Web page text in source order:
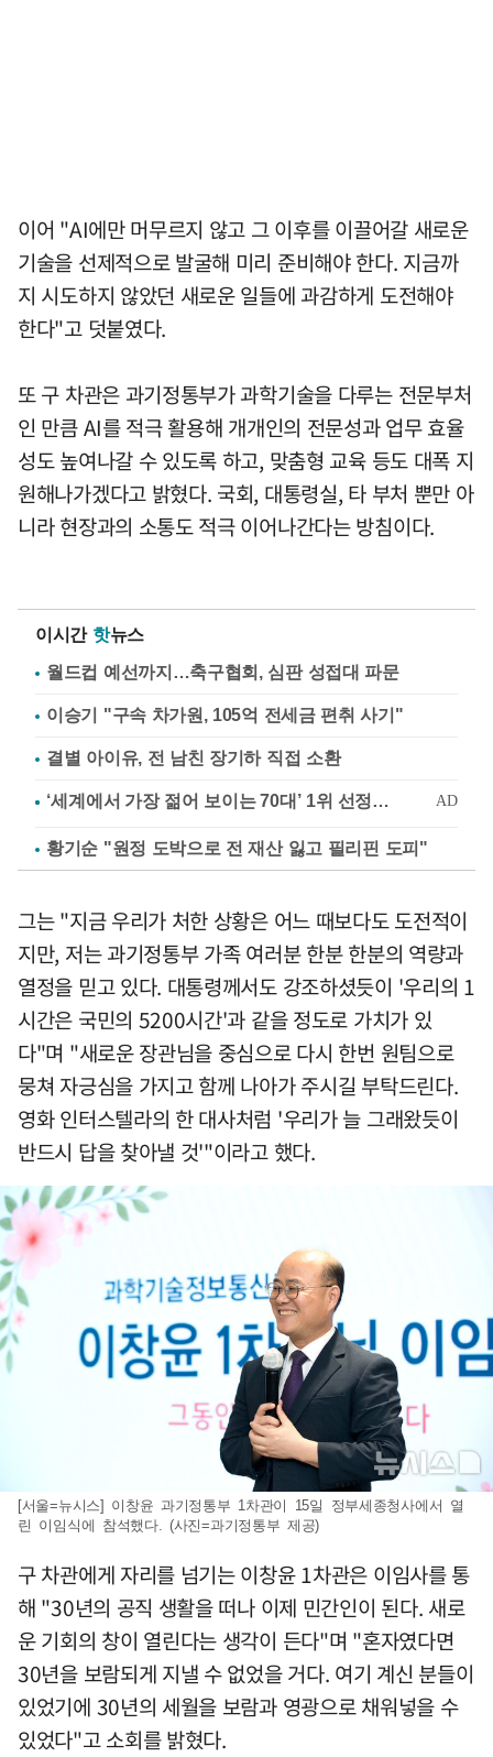
이어 "AI에만 머무르지 않고 그 이후를 이끌어갈 새로운
기술을 선제적으로 발굴해 미리 준비해야 한다. 지금까
지 시도하지 않았던 새로운 일들에 과감하게 도전해야
한다"고 덧붙였다.
또 구 차관은 과기정통부가 과학기술을 다루는 전문부처
인 만큼 AI를 적극 활용해 개개인의 전문성과 업무 효율
성도 높여나갈 수 있도록 하고, 맞춤형 교육 등도 대폭 지
원해나가겠다고 밝혔다. 국회, 대통령실, 타 부처 뿐만 아
니라 현장과의 소통도 적극 이어나간다는 방침이다.
이시간 핫뉴스
월드컵 예선까지…축구협회, 심판 성접대 파문
이승기 "구속 차가원, 105억 전세금 편취 사기"
결별 아이유, 전 남친 장기하 직접 소환
황기순 "원정 도박으로 전 재산 잃고 필리핀 도피"
그는 "지금 우리가 처한 상황은 어느 때보다도 도전적이
지만, 저는 과기정통부 가족 여러분 한분 한분의 역량과
열정을 믿고 있다. 대통령께서도 강조하셨듯이 '우리의 1
시간은 국민의 5200시간'과 같을 정도로 가치가 있
다"며 "새로운 장관님을 중심으로 다시 한번 원팀으로
뭉쳐 자긍심을 가지고 함께 나아가 주시길 부탁드린다.
영화 인터스텔라의 한 대사처럼 '우리가 늘 그래왔듯이
반드시 답을 찾아낼 것'"이라고 했다.
[서울=뉴시스] 이창윤 과기정통부 1차관이 15일 정부세종청사에서 열
린 이임식에 참석했다. (사진=과기정통부 제공)
구 차관에게 자리를 넘기는 이창윤 1차관은 이임사를 통
해 "30년의 공직 생활을 떠나 이제 민간인이 된다. 새로
운 기회의 창이 열린다는 생각이 든다"며 "혼자였다면
30년을 보람되게 지낼 수 없었을 거다. 여기 계신 분들이
있었기에 30년의 세월을 보람과 영광으로 채워넣을 수
있었다"고 소회를 밝혔다.